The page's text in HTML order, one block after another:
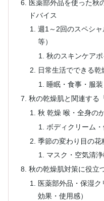
医薬部外品を使った秋
ドバイス
週1～2回のスペシ
等）
秋のスキンケア
日常生活でできる乾
睡眠・食事・服
秋の乾燥肌と関連する
秋 乾燥 喉・全身の
ボディクリーム
季節の変わり目の花
マスク・空気清
秋の乾燥肌対策に役立
医薬部外品・保湿ク
効果・使用感）